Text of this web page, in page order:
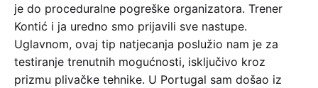
je do proceduralne pogreške organizatora. Trener
Kontić i ja uredno smo prijavili sve nastupe.
Uglavnom, ovaj tip natjecanja poslužio nam je za
testiranje trenutnih mogućnosti, isključivo kroz
prizmu plivačke tehnike. U Portugal sam došao iz